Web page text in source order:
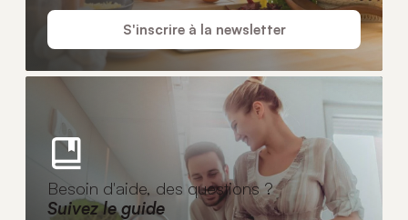
S'inscrire à la newsletter
Besoin d'aide, des questions ?
Suivez le guide